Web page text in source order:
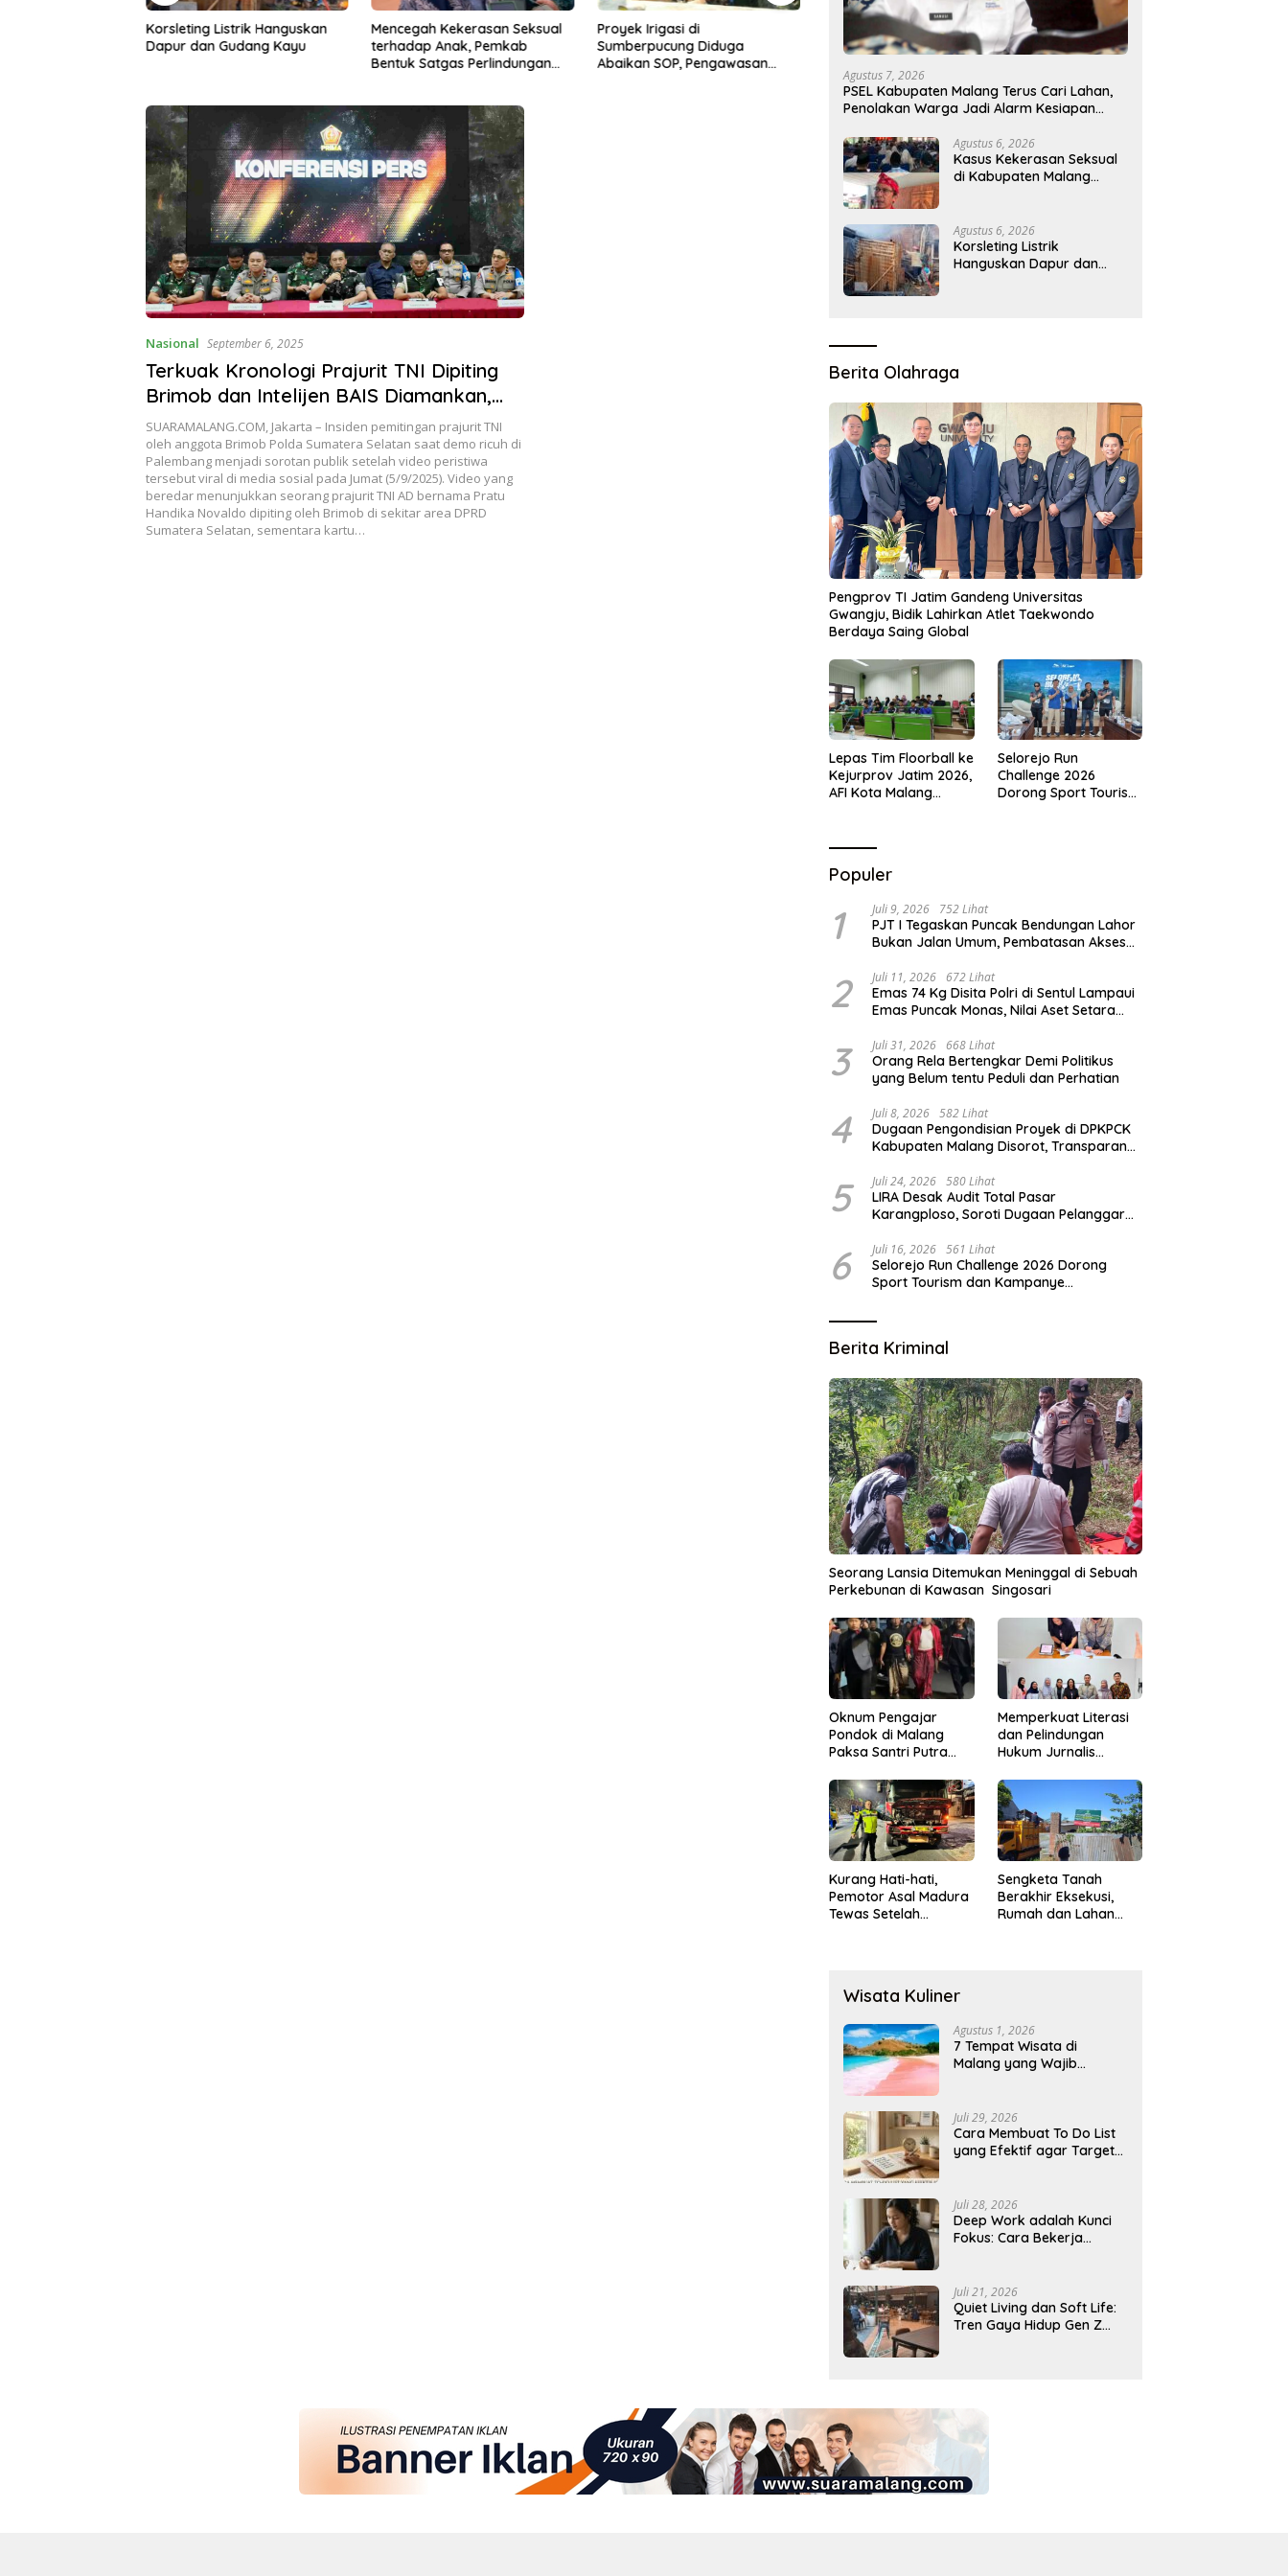
Mencegah Kekerasan Seksual
terhadap Anak, Pemkab
Proyek Irigasi di
Sumberpucung Diduga
Abaikan SOP, Pengawasan
Ancaman Perubahan Iklim, 10
Desa di Jatim Bangun Tangguh
Bencana
Sebanyak 300 Akademisi
Mengikuti ICODES 2026,
Kolaborasi Riset Global
LIRA Desak Pemerintah
Kembalikan Program MBG ke
Nasional September 6, 2025
Terkuak Kronologi Prajurit TNI Dipiting
Brimob dan Intelijen BAIS Diamankan,
TNI-Polri Kompak Bongkar Hoaks yang
Ingin Adu Domba
SUARAMALANG.COM, Jakarta – Insiden pemitingan prajurit TNI
oleh anggota Brimob Polda Sumatera Selatan saat demo ricuh di
Palembang menjadi sorotan publik setelah video peristiwa
tersebut viral di media sosial pada Jumat (5/9/2025). Video yang
beredar menunjukkan seorang prajurit TNI AD bernama Pratu
Handika Novaldo dipiting oleh Brimob di sekitar area DPRD
Sumatera Selatan, sementara kartu…
Agustus 7, 2026
PSEL Kabupaten Malang Terus Cari Lahan,
Penolakan Warga Jadi Alarm Kesiapan
Agustus 6, 2026
Kasus Kekerasan Seksual
di Kabupaten Malang
Agustus 6, 2026
Korsleting Listrik
Hanguskan Dapur dan
Berita Olahraga
Pengprov TI Jatim Gandeng Universitas
Gwangju, Bidik Lahirkan Atlet Taekwondo
Berdaya Saing Global
Lepas Tim Floorball ke
Kejurprov Jatim 2026,
AFI Kota Malang
Selorejo Run
Challenge 2026
Dorong Sport Tourism
Populer
1 Juli 9, 2026 752 Lihat
PJT I Tegaskan Puncak Bendungan Lahor
Bukan Jalan Umum, Pembatasan Akses
2 Juli 11, 2026 672 Lihat
Emas 74 Kg Disita Polri di Sentul Lampaui
Emas Puncak Monas, Nilai Aset Setara
3 Juli 31, 2026 668 Lihat
Orang Rela Bertengkar Demi Politikus
yang Belum tentu Peduli dan Perhatian
4 Juli 8, 2026 582 Lihat
Dugaan Pengondisian Proyek di DPKPCK
Kabupaten Malang Disorot, Transparansi
5 Juli 24, 2026 580 Lihat
LIRA Desak Audit Total Pasar
Karangploso, Soroti Dugaan Pelanggaran
6 Juli 16, 2026 561 Lihat
Selorejo Run Challenge 2026 Dorong
Sport Tourism dan Kampanye
Berita Kriminal
Seorang Lansia Ditemukan Meninggal di Sebuah
Perkebunan di Kawasan Singosari
Oknum Pengajar
Pondok di Malang
Paksa Santri Putra
Memperkuat Literasi
dan Pelindungan
Hukum Jurnalis
Hukumonline
Menyediakan Layanan
AI Gratis
Kurang Hati-hati,
Pemotor Asal Madura
Tewas Setelah
Sengketa Tanah
Berakhir Eksekusi,
Rumah dan Lahan
Wisata Kuliner
Agustus 1, 2026
7 Tempat Wisata di
Malang yang Wajib
Juli 29, 2026
Cara Membuat To Do List
yang Efektif agar Target
Juli 28, 2026
Deep Work adalah Kunci
Fokus: Cara Bekerja
Juli 21, 2026
Quiet Living dan Soft Life:
Tren Gaya Hidup Gen Z